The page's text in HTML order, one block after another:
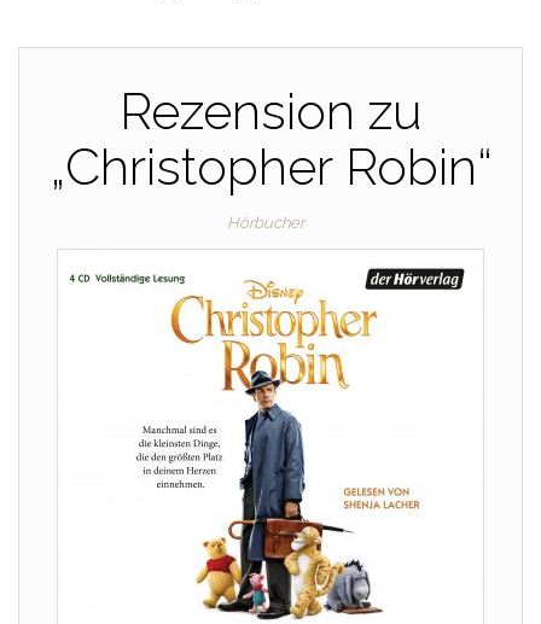
Rezension zu
„Christopher Robin“
Hörbucher